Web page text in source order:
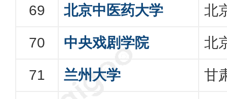
北京中医药大学 北
中央戏剧学院 北
兰州大学 甘